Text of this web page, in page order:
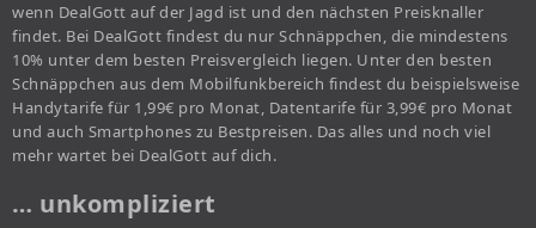
wenn DealGott auf der Jagd ist und den nächsten Preisknaller
findet. Bei DealGott findest du nur Schnäppchen, die mindestens
10% unter dem besten Preisvergleich liegen. Unter den besten
Schnäppchen aus dem Mobilfunkbereich findest du beispielsweise
Handytarife für 1,99€ pro Monat, Datentarife für 3,99€ pro Monat
und auch Smartphones zu Bestpreisen. Das alles und noch viel
mehr wartet bei DealGott auf dich.
… unkompliziert